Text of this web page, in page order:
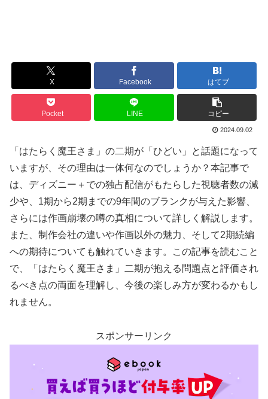
X Facebook はてブ
Pocket LINE コピー
2024.09.02
「はたらく魔王さま」の二期が「ひどい」と話題になって
いますが、その理由は一体何なのでしょうか？本記事で
は、ディズニー＋での独占配信がもたらした視聴者数の減
少や、1期から2期までの9年間のブランクが与えた影響、
さらには作画崩壊の噂の真相について詳しく解説します。
また、制作会社の違いや作画以外の魅力、そして2期続編
への期待についても触れていきます。この記事を読むこと
で、「はたらく魔王さま」二期が抱える問題点と評価され
るべき点の両面を理解し、今後の楽しみ方が変わるかもし
れません。
スポンサーリンク